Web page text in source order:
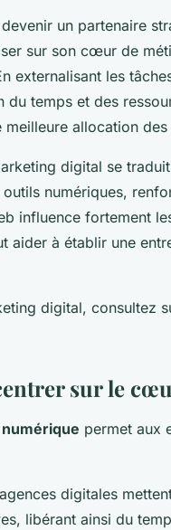
un partenaire
sur son cœur de
externalisant les
temps et des
allocation
digital se
numériques,
influence fortement
aider à établir une
digital, consultez
sur le
permet aux
digitales
libérant ainsi du